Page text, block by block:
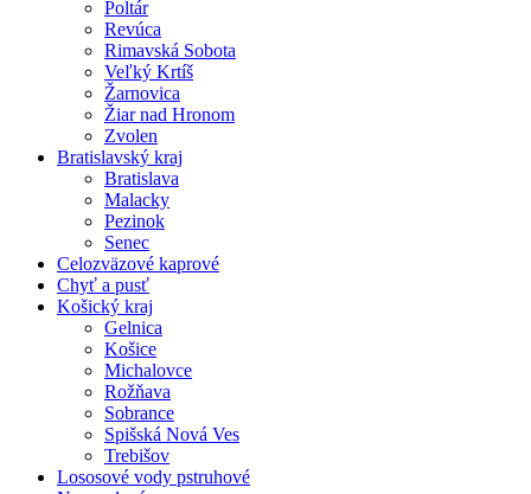
Poltár
Revúca
Rimavská Sobota
Veľký Krtíš
Žarnovica
Žiar nad Hronom
Zvolen
Bratislavský kraj
Bratislava
Malacky
Pezinok
Senec
Celozväzové kaprové
Chyť a pusť
Košický kraj
Gelnica
Košice
Michalovce
Rožňava
Sobrance
Spišská Nová Ves
Trebišov
Lososové vody pstruhové